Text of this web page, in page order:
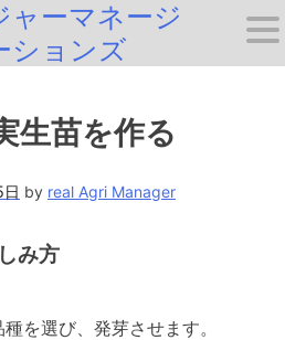
ャーマネージ
ションズ
生苗を作る
by real Agri Manager
み方
を選び、発芽させます。